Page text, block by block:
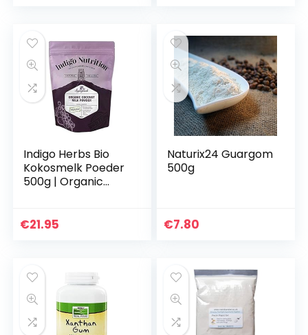
Indigo Herbs Bio
Kokosmelk Poeder
500g | Organic
€21.95
Naturix24 Guargom
500g
€7.80